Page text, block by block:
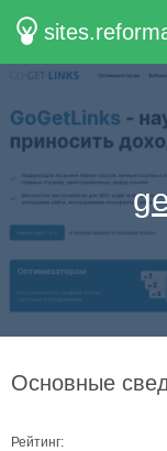
Основные
Рейтинг: